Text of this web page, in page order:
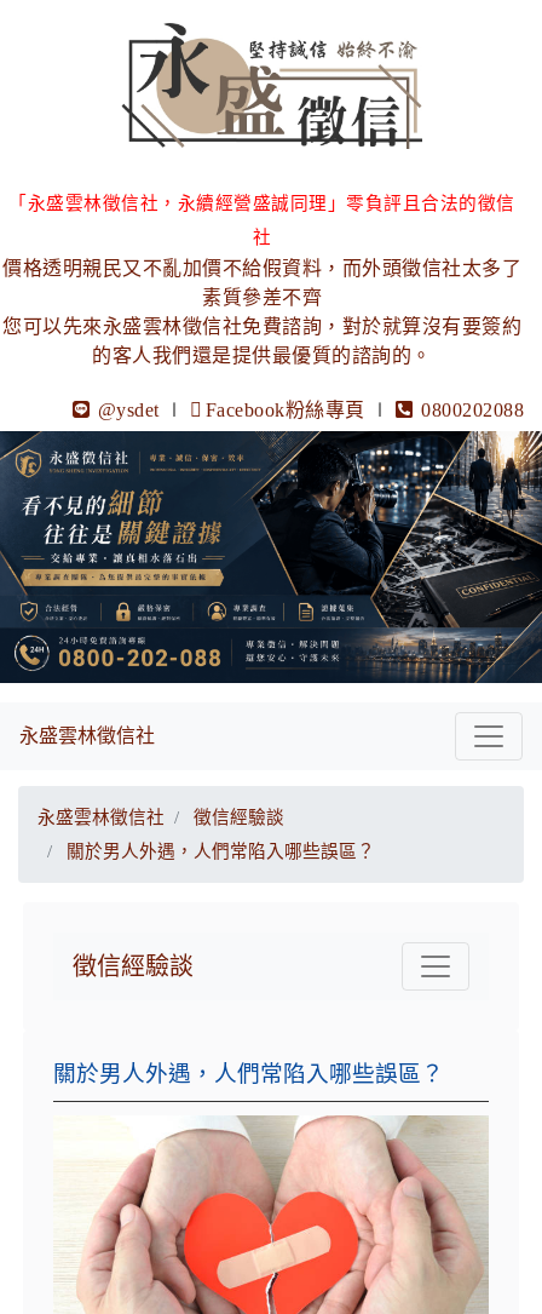
「永盛雲林徵信社，永續經營盛誠同理」零負評且合法的徵信
社
價格透明親民又不亂加價不給假資料，而外頭徵信社太多了
素質參差不齊
您可以先來永盛雲林徵信社免費諮詢，對於就算沒有要簽約
的客人我們還是提供最優質的諮詢的。
@ysdet ∣ Facebook粉絲專頁 ∣ 0800202088
永盛雲林徵信社
永盛雲林徵信社
徵信經驗談
關於男人外遇，人們常陷入哪些誤區？
徵信經驗談
關於男人外遇，人們常陷入哪些誤區？